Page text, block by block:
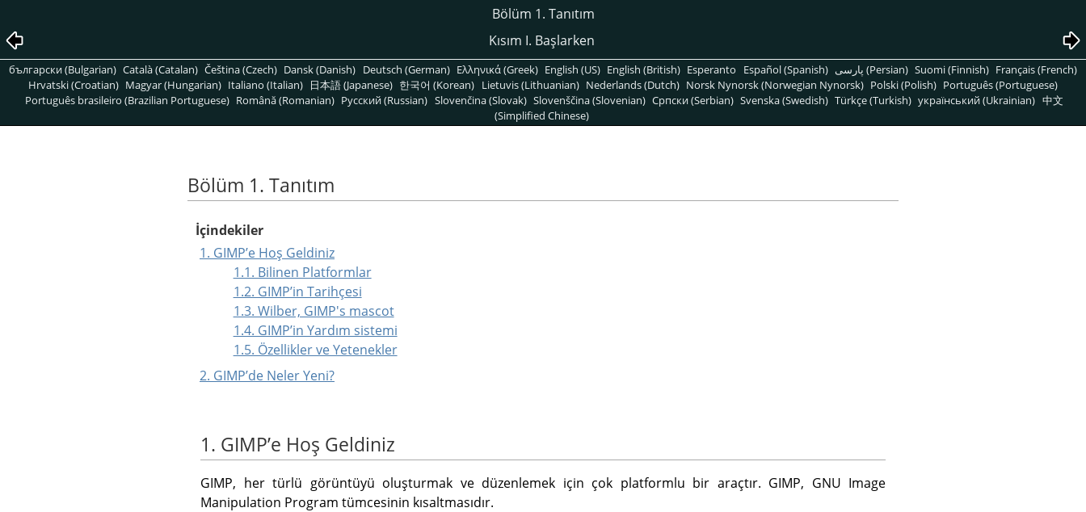
Bölüm 1. Tanıtım
Kısım I. Başlarken
български (Bulgarian) Català (Catalan) Čeština (Czech) Dansk (Danish) Deutsch (German) Ελληνικά (Greek) English (US) English (British) Esperanto Español (Spanish) پارسی (Persian) Suomi (Finnish) Français (French)
Hrvatski (Croatian) Magyar (Hungarian) Italiano (Italian) 日本語 (Japanese) 한국어 (Korean) Lietuvis (Lithuanian) Nederlands (Dutch) Norsk Nynorsk (Norwegian Nynorsk) Polski (Polish) Português (Portuguese)
Português brasileiro (Brazilian Portuguese) Română (Romanian) Pусский (Russian) Slovenčina (Slovak) Slovenščina (Slovenian) Српски (Serbian) Svenska (Swedish) Türkçe (Turkish) український (Ukrainian) 中文
(Simplified Chinese)
Bölüm 1. Tanıtım
İçindekiler
1. GIMPʼe Hoş Geldiniz
1.1. Bilinen Platformlar
1.2. GIMPʼin Tarihçesi
1.3. Wilber, GIMP's mascot
1.4. GIMPʼin Yardım sistemi
1.5. Özellikler ve Yetenekler
2. GIMPʼde Neler Yeni?
1. GIMPʼe Hoş Geldiniz
GIMP, her türlü görüntüyü oluşturmak ve düzenlemek için çok platformlu bir araçtır. GIMP, GNU Image
Manipulation Program tümcesinin kısaltmasıdır.